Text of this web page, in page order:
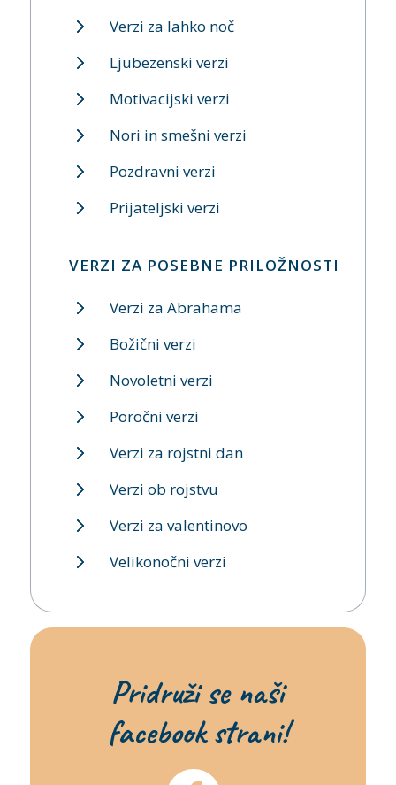
Verzi za lahko noč
Ljubezenski verzi
Motivacijski verzi
Nori in smešni verzi
Pozdravni verzi
Prijateljski verzi
VERZI ZA POSEBNE PRILOŽNOSTI
Verzi za Abrahama
Božični verzi
Novoletni verzi
Poročni verzi
Verzi za rojstni dan
Verzi ob rojstvu
Verzi za valentinovo
Velikonočni verzi
Pridruži se naši
facebook strani!